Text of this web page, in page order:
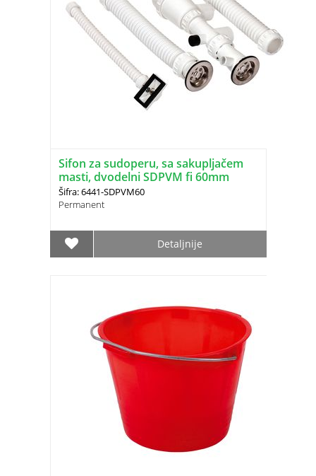
Sifon za sudoperu, sa sakupljačem
masti, dvodelni SDPVM fi 60mm
Šifra: 6441-SDPVM60
Permanent
Detaljnije